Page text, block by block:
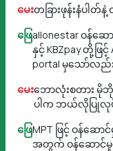
မေးတခြားဖုန်းနံပါ
ဖြေallonestar ဝန်ဆ
နှင့် KBZpay တို့ဖြ
portal မှသော်လည်
မေးဘောလုံးစတား မို
ပါက ဘယ်လိုပြုလု
ဖြေMPT ဖြင့် ဝန်ဆ
အတွက် ဝန်ဆောင်မှု